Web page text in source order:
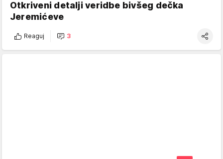
Otkriveni detalji veridbe bivšeg dečka
Jeremićeve
Reaguj 3